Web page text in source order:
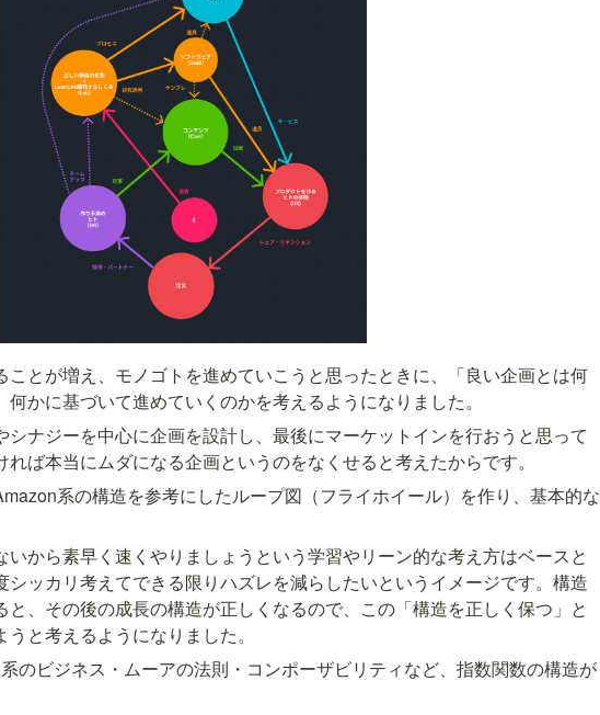
とが増え、モノゴトを進めていこうと思ったときに、「良い企画とは何
かに基づいて進めていくのかを考えるようになりました。
シナジーを中心に企画を設計し、最後にマーケットインを行おうと思って
ば本当にムダになる企画というのをなくせると考えたからです。
系の構造を参考にしたループ図（フライホイール）を作り、基本的な
いから素早く速くやりましょうという学習やリーン的な考え方はベースと
シッカリ考えてできる限りハズレを減らしたいというイメージです。構造
、その後の成長の構造が正しくなるので、この「構造を正しく保つ」と
と考えるようになりました。
のビジネス・ムーアの法則・コンポーザビリティなど、指数関数の構造が